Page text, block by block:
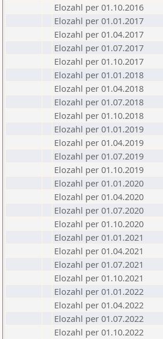
Elozahl per 01.10.2016
Elozahl per 01.01.2017
Elozahl per 01.04.2017
Elozahl per 01.07.2017
Elozahl per 01.10.2017
Elozahl per 01.01.2018
Elozahl per 01.04.2018
Elozahl per 01.07.2018
Elozahl per 01.10.2018
Elozahl per 01.01.2019
Elozahl per 01.04.2019
Elozahl per 01.07.2019
Elozahl per 01.10.2019
Elozahl per 01.01.2020
Elozahl per 01.04.2020
Elozahl per 01.07.2020
Elozahl per 01.10.2020
Elozahl per 01.01.2021
Elozahl per 01.04.2021
Elozahl per 01.07.2021
Elozahl per 01.10.2021
Elozahl per 01.01.2022
Elozahl per 01.04.2022
Elozahl per 01.07.2022
Elozahl per 01.10.2022